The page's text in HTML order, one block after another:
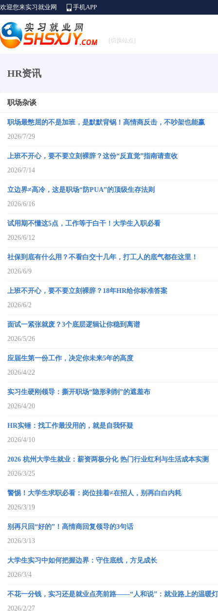
欢迎您来实习就业网 手机APP
[切换站点]
HR资讯
职场杂谈
职场最憋屈的不是加班，是默默背锅！高情商反击，不吵架也能赢
2026/7/29
上班不开心，要不要立刻裸辞？这份“反直觉”指南请查收
2026/7/14
立边界≠高冷，这是职场“防PUA”的顶级生存法则
2026/6/16
试用期不懂这5点，工作等于白干！大学生入职必看
2026/6/12
社保到底有什么用？不看白交十几年，打工人的底气都在这里！
2026/6/9
上班不开心，要不要立刻裸辞？18年HR给你标准答案
2026/6/2
面试一紧张就废？3个底层逻辑让你稳到离谱
2026/5/26
应届生第一份工作，决定你未来5年的高度
2026/4/22
实习生硬刚领导：撕开职场“隐形剥削”的遮羞布
2026/4/20
HR实锤：找工作最没用的，就是自我怀疑
2026/4/10
2026 杭州大学生就业：薪资两极分化 热门行业红利与生活成本实测
2026/3/25
警惕！大学生求职必看：岗位挂着≠在招人，别再白白内耗
2026/3/19
别再只回“好的”！高情商回复领导的3句话
2026/3/13
大学生实习中如何把握边界：守住底线，方见成长
2026/3/4
不花一分钱，实习还是就业点亮前路——“人和说”：就业路上的温暖
2026/2/27